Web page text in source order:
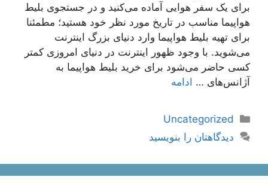
برای یک سفر هوایی آماده می‌کنید و در جستجوی بلیط
هواپیما مناسب در تاریخ مورد نظر خود هستید؛ مطمئنا
برای تهیه بلیط هواپیما وارد دنیای بزرگ اینترنت
می‌شوید. با وجود ظهور اینترنت در دنیای امروزی کمتر
کسی حاضر می‌شود برای خرید بلیط هواپیما به
آژانس‌های … ادامه
دسته‌ها
Uncategorized
دیدگاهتان را بنویسید